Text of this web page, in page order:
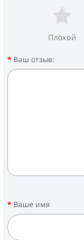
Плохой
Ваш отзыв:
Ваше имя